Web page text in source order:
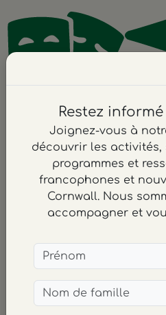
Culture
Emploi
Restez
Joignez-vous à
découvrir les activités,
programmes et
francophones et
Cornwall. Nous
accompagner et